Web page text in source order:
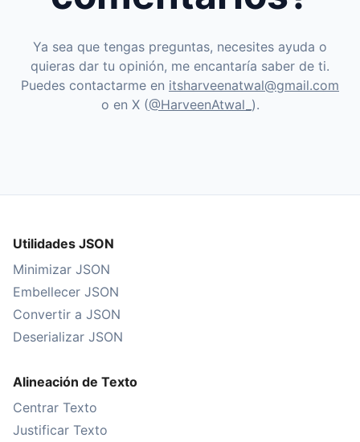
Ya sea que tengas preguntas, necesites ayuda o
quieras dar tu opinión, me encantaría saber de ti.
Puedes contactarme en itsharveenatwal@gmail.com
o en X (@HarveenAtwal_ ).
Utilidades JSON
Minimizar JSON
Embellecer JSON
Convertir a JSON
Deserializar JSON
Alineación de Texto
Centrar Texto
Justificar Texto